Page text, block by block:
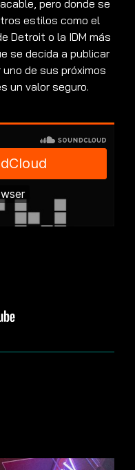
pero donde se
estilos como el
Detroit o la IDM más
se decida a publicar
de sus próximos
un valor seguro.